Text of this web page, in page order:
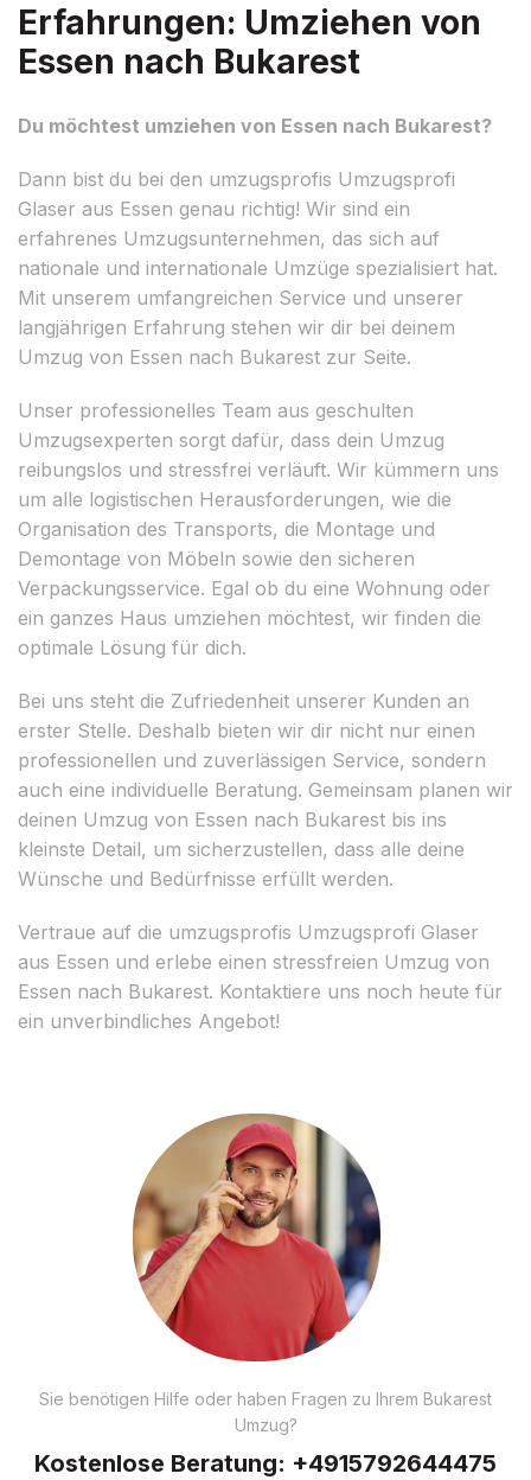
Erfahrungen: Umziehen von
Essen nach Bukarest
Du möchtest umziehen von Essen nach Bukarest?
Dann bist du bei den umzugsprofis Umzugsprofi
Glaser aus Essen genau richtig! Wir sind ein
erfahrenes Umzugsunternehmen, das sich auf
nationale und internationale Umzüge spezialisiert hat.
Mit unserem umfangreichen Service und unserer
langjährigen Erfahrung stehen wir dir bei deinem
Umzug von Essen nach Bukarest zur Seite.
Unser professionelles Team aus geschulten
Umzugsexperten sorgt dafür, dass dein Umzug
reibungslos und stressfrei verläuft. Wir kümmern uns
um alle logistischen Herausforderungen, wie die
Organisation des Transports, die Montage und
Demontage von Möbeln sowie den sicheren
Verpackungsservice. Egal ob du eine Wohnung oder
ein ganzes Haus umziehen möchtest, wir finden die
optimale Lösung für dich.
Bei uns steht die Zufriedenheit unserer Kunden an
erster Stelle. Deshalb bieten wir dir nicht nur einen
professionellen und zuverlässigen Service, sondern
auch eine individuelle Beratung. Gemeinsam planen wir
deinen Umzug von Essen nach Bukarest bis ins
kleinste Detail, um sicherzustellen, dass alle deine
Wünsche und Bedürfnisse erfüllt werden.
Vertraue auf die umzugsprofis Umzugsprofi Glaser
aus Essen und erlebe einen stressfreien Umzug von
Essen nach Bukarest. Kontaktiere uns noch heute für
ein unverbindliches Angebot!
Sie benötigen Hilfe oder haben Fragen zu Ihrem Bukarest
Umzug?
Kostenlose Beratung: +4915792644475